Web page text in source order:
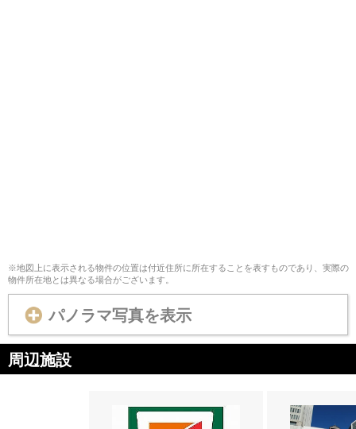
※地図上に表示される物件の位置は付近住所に所在することを表すものであり、実際の
物件所在地とは異なる場合がございます。
パノラマ写真を表示
周辺施設